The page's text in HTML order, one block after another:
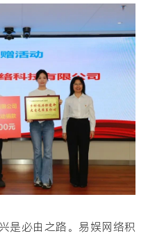
是必由之路。易娱网络积